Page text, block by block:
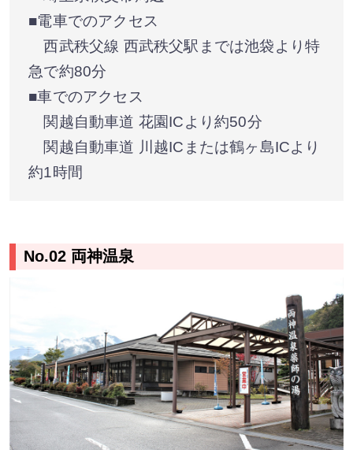
■電車でのアクセス
西武秩父線 西武秩父駅までは池袋より特
急で約80分
■車でのアクセス
関越自動車道 花園ICより約50分
関越自動車道 川越ICまたは鶴ヶ島ICより
約1時間
No.02 両神温泉